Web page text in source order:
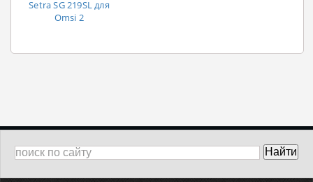
Setra SG 219SL для
Omsi 2